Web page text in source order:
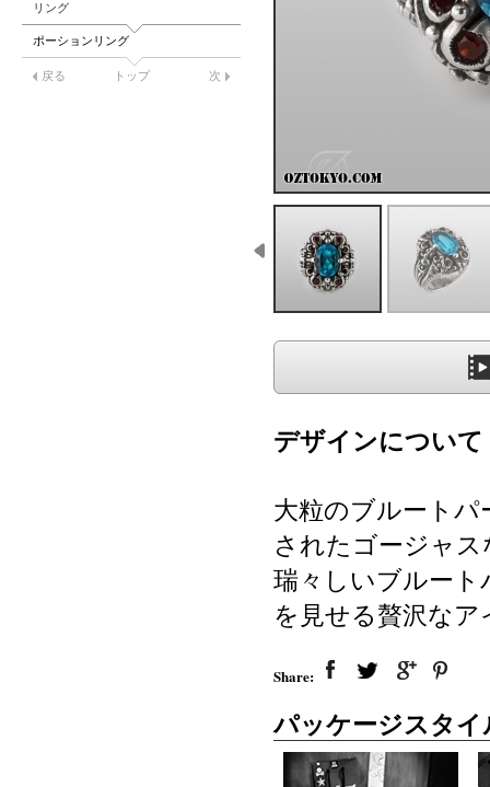
リング
ポーションリング
戻る トップ 次
デザインについて
大粒のブルート
されたゴージャ
瑞々しいブルー
を見せる贅沢なア
Share:
パッケージスタ